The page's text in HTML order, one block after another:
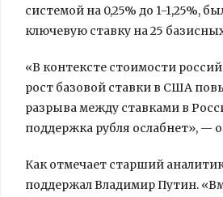
системой на 0,25% до 1-1,25%,
ключевую ставку на 25
«В контексте стоимости
рост базовой ставки в США
разрыва между ставками в
поддержка рубля ослабнет», —
Как отмечает старший
поддержал Владимир Путин.